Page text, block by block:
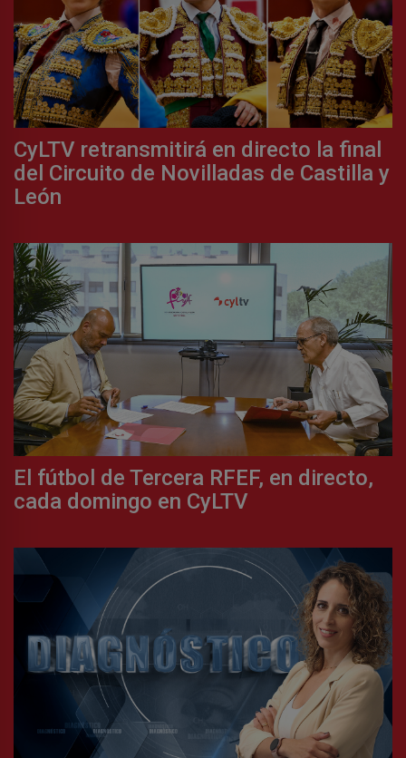
CyLTV retransmitirá en directo la final
del Circuito de Novilladas de Castilla y
León
El fútbol de Tercera RFEF, en directo,
cada domingo en CyLTV